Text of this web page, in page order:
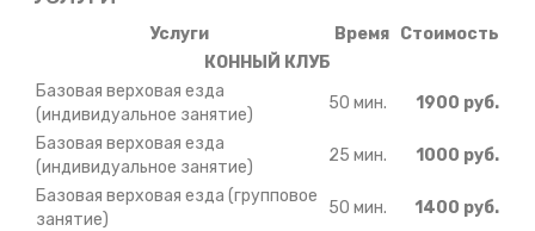
Услуги Время Стоимость
КОННЫЙ КЛУБ
Базовая верховая езда
(индивидуальное занятие)
50 мин.
1900 руб.
Базовая верховая езда
(индивидуальное занятие)
25 мин.
1000 руб.
Базовая верховая езда (групповое
занятие)
50 мин.
1400 руб.